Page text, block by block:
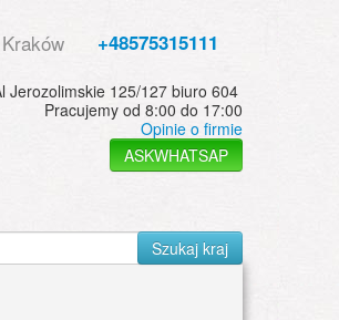
Kraków +48575315111
Jerozolimskie 125/127 biuro 604
Pracujemy od 8:00 do 17:00
Opinie o firmie
ASKWHATSAP
Szukaj kraj